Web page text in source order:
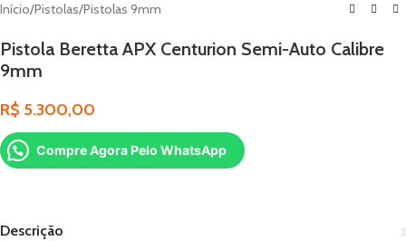
Início/Pistolas/Pistolas 9mm
Pistola Beretta APX Centurion Semi-Auto Calibre
9mm
R$ 5.300,00
Compre Agora Pelo WhatsApp
Descrição